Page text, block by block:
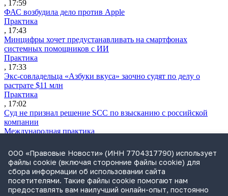
, 17:59
ФАС возбудила дело против Apple
Практика
, 17:43
Минцифры хочет предустанавливать на смартфонах
системных помощников с ИИ
Практика
, 17:33
Экс-совладельца «Азбуки вкуса» заочно судят по делу о
растрате $11 млн
Практика
, 17:02
Суд не признал решение SCC по взысканию с российской
компании
Международная практика
Дроны могут начать применять для фиксации нарушений
ПДД
Практика
, 15:41
Бывшего сенатора Сабадаша приговорили к 12 годам по делу
ООО «Правовые Новости» (ИНН 7704317790) использует
файлы cookie (включая сторонние файлы cookie) для
сбора информации об использовании сайта
посетителями. Такие файлы cookie помогают нам
предоставлять вам наилучший онлайн-опыт, постоянно